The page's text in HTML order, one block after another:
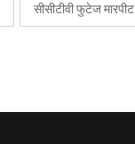
सीसीटीवी फुटेज मारपीट